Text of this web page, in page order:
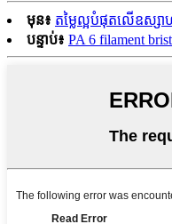
មុន៖ តម្លៃល្អបំផុតលើឧស្ស
បន្ទាប់៖ PA 6 filament